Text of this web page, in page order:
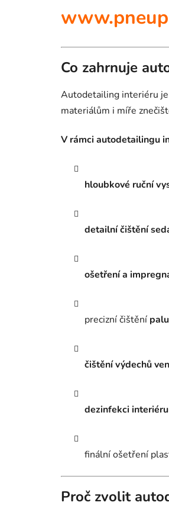
Co zahrnuje
Autodetailing interiéru je
materiálům i míře
V rámci autodetailingu
hloubkové ruční
detailní čištění
ošetření a
precizní čištění
čištění výdechů
dezinfekci
finální ošetření
Proč zvolit